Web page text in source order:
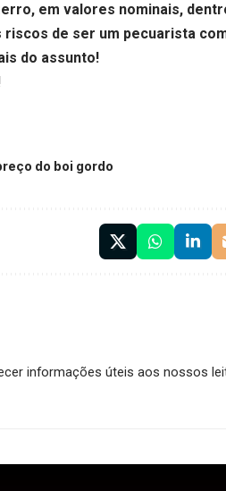
em valores nominais,
riscos de ser um pecuarista
do assunto!
do boi gordo
informações úteis aos nossos